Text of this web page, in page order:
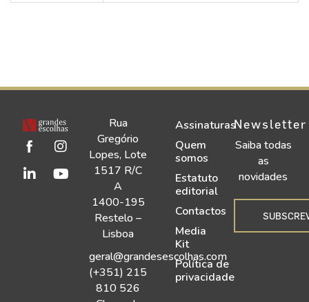
Rua
Gregório
Lopes, Lote
1517 R/C
A
1400-195
Restelo –
Lisboa
geral@grandesescolhas.com
(+351) 215
810 526
Assinaturas
Quem
somos
Estatuto
editorial
Contactos
Media
Kit
Política de
privacidade
Newsletter
Saiba todas
as
novidades